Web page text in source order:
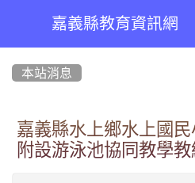
嘉義縣教育資訊網
本站消息
嘉義縣水上鄉水上國
附設游泳池協同教學